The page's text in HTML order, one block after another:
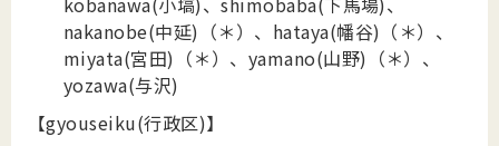
nakanobe(中延)（＊）、hataya(幡谷)（＊）、
miyata(宮田)（＊）、yamano(山野)（＊）、
yozawa(与沢)
【gyouseiku(行政区)】